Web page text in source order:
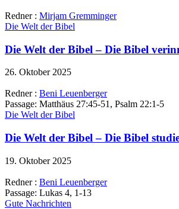
Redner : Mirjam Gremminger
Die Welt der Bibel
Die Welt der Bibel – Die Bibel
26. Oktober 2025
Redner : Beni Leuenberger
Passage: Matthäus 27:45-51, Psalm 22:1-5
Die Welt der Bibel
Die Welt der Bibel – Die Bibel
19. Oktober 2025
Redner : Beni Leuenberger
Passage: Lukas 4, 1-13
Gute Nachrichten